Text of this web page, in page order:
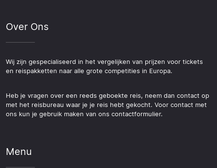
Over Ons
Wij zijn gespecialiseerd in het vergelijken van prijzen voor tickets
en reispakketten naar alle grote competities in Europa.
Heb je vragen over een reeds geboekte reis, neem dan contact op
met het reisbureau waar je je reis hebt gekocht. Voor contact met
ons kun je gebruik maken van ons contactformulier.
Menu